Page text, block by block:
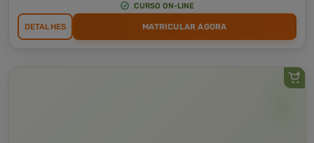
CURSO ON-LINE
DETALHES MATRICULAR AGORA